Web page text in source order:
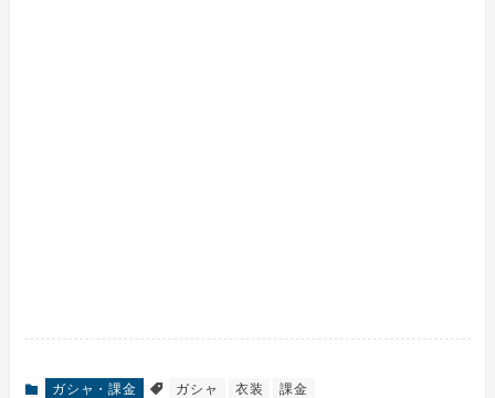
ガシャ・課金 ガシャ 衣装 課金